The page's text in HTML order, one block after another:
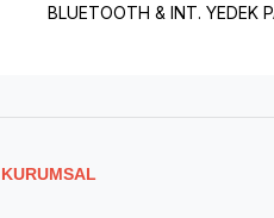
BLUETOOTH & INT. YEDEK
KURUMSAL